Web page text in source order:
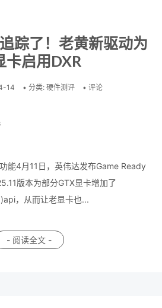
踪了！老黄新驱动为
卡启用DXR
14 • 分类: 硬件测评 • 评论
能4月11日，英伟达发布Game Ready
版本为部分GTX显卡增加了
，从而让老显卡也...
- 阅读全文 -